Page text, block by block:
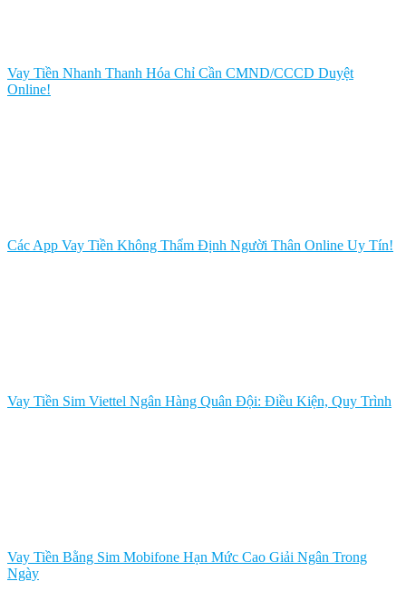
Vay Tiền Nhanh Thanh Hóa Chỉ Cần CMND/CCCD Duyệt
Online!
Các App Vay Tiền Không Thẩm Định Người Thân Online Uy Tín!
Vay Tiền Sim Viettel Ngân Hàng Quân Đội: Điều Kiện, Quy Trình
Vay Tiền Bằng Sim Mobifone Hạn Mức Cao Giải Ngân Trong
Ngày